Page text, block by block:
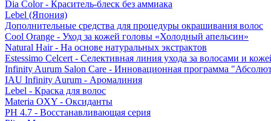
Dia Color - Краситель-блеск без аммиака
Lebel (Япония)
Дополнительные средства для процедуры окрашивания волос
Cool Orange - Уход за кожей головы «Холодный апельсин»
Natural Hair - На основе натуральных экстрактов
Estessimo Celcert - Селективная линия ухода за волосами и
Infinity Aurum Salon Care - Инновационная программа
IAU Infinity Aurum - Аромалиния
Lebel - Краска для волос
Materia OXY - Оксиданты
PH 4.7 - Восстанавливающая серия